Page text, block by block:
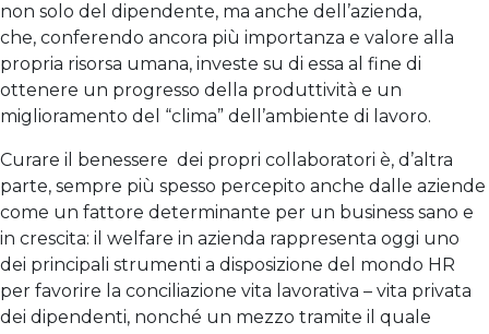
non solo del dipendente, ma anche dell’azienda,
che, conferendo ancora più importanza e valore alla
propria risorsa umana, investe su di essa al fine di
ottenere un progresso della produttività e un
miglioramento del “clima” dell’ambiente di lavoro.
Curare il benessere dei propri collaboratori è, d’altra
parte, sempre più spesso percepito anche dalle aziende
come un fattore determinante per un business sano e
in crescita: il welfare in azienda rappresenta oggi uno
dei principali strumenti a disposizione del mondo HR
per favorire la conciliazione vita lavorativa – vita privata
dei dipendenti, nonché un mezzo tramite il quale